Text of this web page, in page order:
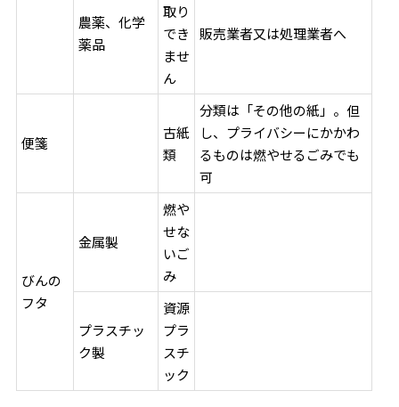
農薬、化学
薬品
取り
でき
ませ
ん
販売業者又は処理業者へ
便箋
古紙
類
分類は「その他の紙」。但
し、プライバシーにかかわ
るものは燃やせるごみでも
可
びんの
フタ
金属製
燃や
せな
いご
み
プラスチッ
ク製
資源
プラ
スチ
ック